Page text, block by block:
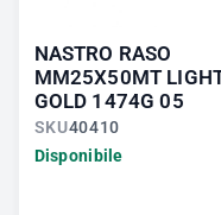
NASTRO RASO
MM25X50MT
GOLD 1474G 05
SKU40410
Disponibile